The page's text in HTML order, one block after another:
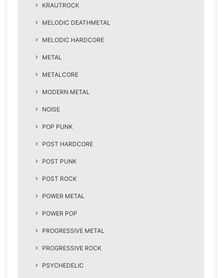
KRAUTROCK
MELODIC DEATHMETAL
MELODIC HARDCORE
METAL
METALCORE
MODERN METAL
NOISE
POP PUNK
POST HARDCORE
POST PUNK
POST ROCK
POWER METAL
POWER POP
PROGRESSIVE METAL
PROGRESSIVE ROCK
PSYCHEDELIC